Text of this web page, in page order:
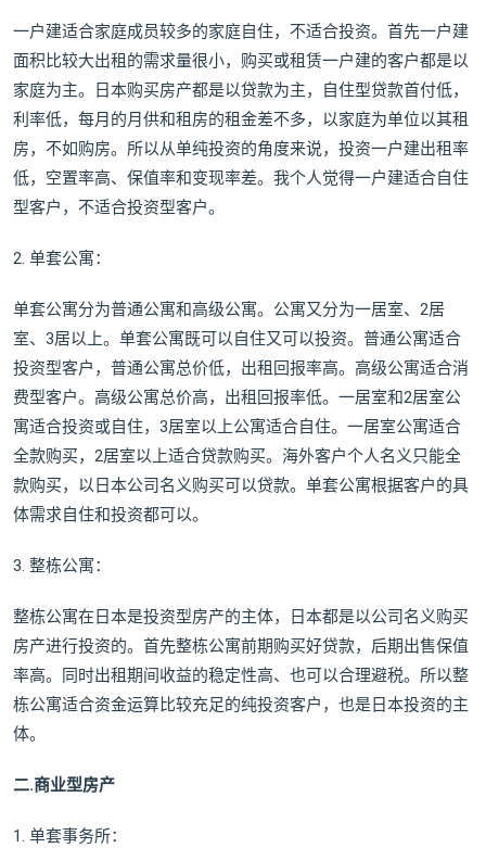
一户建适合家庭成员较多的家庭自住，不适合投资。首先一户建
面积比较大出租的需求量很小，购买或租赁一户建的客户都是以
家庭为主。日本购买房产都是以贷款为主，自住型贷款首付低，
利率低，每月的月供和租房的租金差不多，以家庭为单位以其租
房，不如购房。所以从单纯投资的角度来说，投资一户建出租率
低，空置率高、保值率和变现率差。我个人觉得一户建适合自住
型客户，不适合投资型客户。
2. 单套公寓：
单套公寓分为普通公寓和高级公寓。公寓又分为一居室、2居
室、3居以上。单套公寓既可以自住又可以投资。普通公寓适合
投资型客户，普通公寓总价低，出租回报率高。高级公寓适合消
费型客户。高级公寓总价高，出租回报率低。一居室和2居室公
寓适合投资或自住，3居室以上公寓适合自住。一居室公寓适合
全款购买，2居室以上适合贷款购买。海外客户个人名义只能全
款购买，以日本公司名义购买可以贷款。单套公寓根据客户的具
体需求自住和投资都可以。
3. 整栋公寓：
整栋公寓在日本是投资型房产的主体，日本都是以公司名义购买
房产进行投资的。首先整栋公寓前期购买好贷款，后期出售保值
率高。同时出租期间收益的稳定性高、也可以合理避税。所以整
栋公寓适合资金运算比较充足的纯投资客户，也是日本投资的主
体。
二.商业型房产
1. 单套事务所：